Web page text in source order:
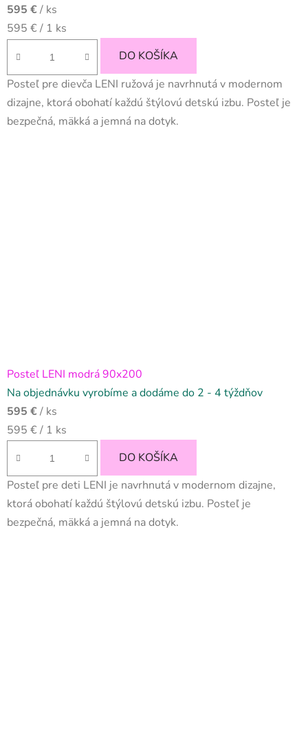
595 €/ ks
Jednotková
595 € / 1 ks
DO KOŠÍKA
Posteľ pre dievča LENI ružová je navrhnutá v modernom
dizajne, ktorá obohatí každú štýlovú detskú izbu. Posteľ je
bezpečná, mäkká a jemná na dotyk.
Posteľ LENI modrá 90x200
Na objednávku vyrobíme a dodáme do 2 - 4 týždňov
595 €/ ks
Jednotková
595 € / 1 ks
DO KOŠÍKA
Posteľ pre deti LENI je navrhnutá v modernom dizajne,
ktorá obohatí každú štýlovú detskú izbu. Posteľ je
bezpečná, mäkká a jemná na dotyk.